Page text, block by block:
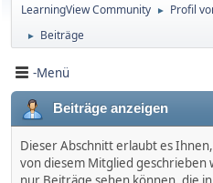
LearningView Community ► Profil
► Beiträge
-Menü
Beiträge anzeigen
Dieser Abschnitt erlaubt es
von diesem Mitglied geschrieben